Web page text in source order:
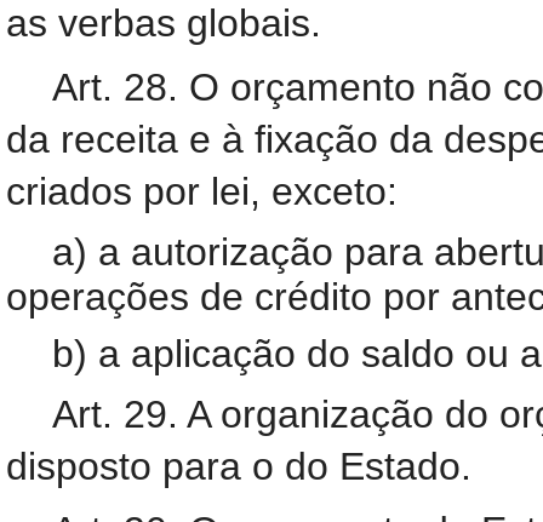
as verbas globais.
Art. 28. O orçamento não
da receita e à fixação da
criados por lei, exceto:
a) a autorização para
operações de crédito por
b) a aplicação do saldo ou
Art. 29. A organização do
disposto para o do Estado.